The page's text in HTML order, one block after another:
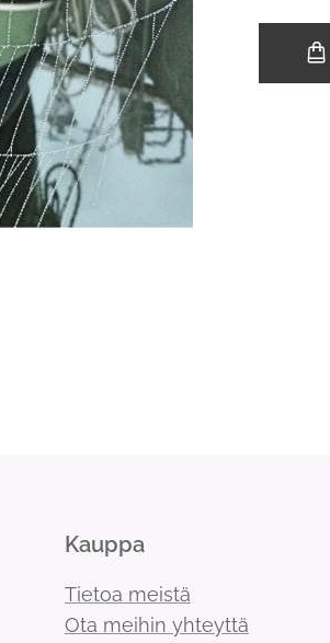
Kauppa
Tietoa meistä
Ota meihin yhteyttä